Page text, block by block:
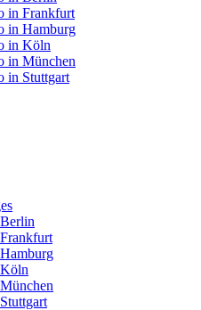
in Frankfurt
in Hamburg
in Köln
in München
in Stuttgart